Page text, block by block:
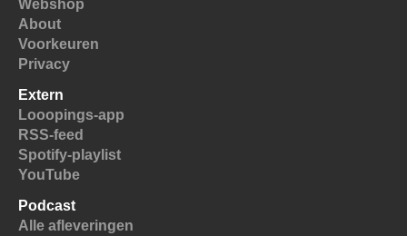
Webshop
About
Voorkeuren
Privacy
Extern
Looopings-app
RSS-feed
Spotify-playlist
YouTube
Podcast
Alle afleveringen